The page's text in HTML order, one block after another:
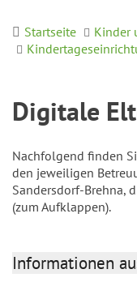
Startseite
Kinder
Digitale
Nachfolgend finden
den jeweiligen
Sandersdorf-Brehna,
(zum Aufklappen).
Informationen